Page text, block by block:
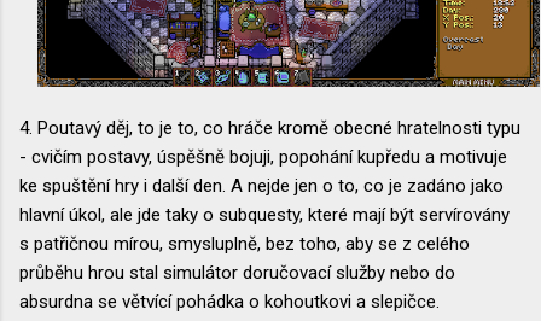
4. Poutavý děj, to je to, co hráče kromě obecné hratelnosti typu
- cvičím postavy, úspěšně bojuji, popohání kupředu a motivuje
ke spuštění hry i další den. A nejde jen o to, co je zadáno jako
hlavní úkol, ale jde taky o subquesty, které mají být servírovány
s patřičnou mírou, smysluplně, bez toho, aby se z celého
průběhu hrou stal simulátor doručovací služby nebo do
absurdna se větvící pohádka o kohoutkovi a slepičce.